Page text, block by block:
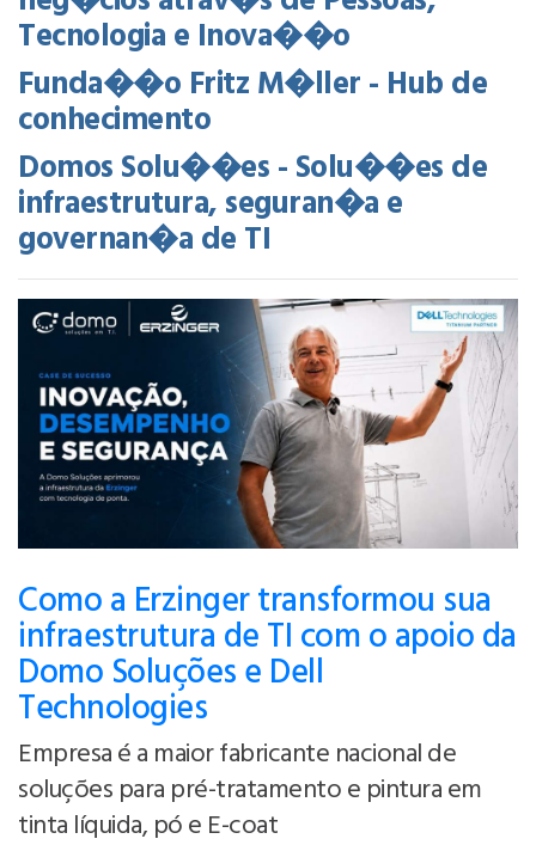
Tecnologia e Inova��o
Funda��o Fritz M�ller - Hub de
conhecimento
Domos Solu��es - Solu��es de
infraestrutura, seguran�a e
governan�a de TI
Como a Erzinger transformou sua
infraestrutura de TI com o apoio da
Domo Soluções e Dell
Technologies
Empresa é a maior fabricante nacional de
soluções para pré-tratamento e pintura em
tinta líquida, pó e E-coat